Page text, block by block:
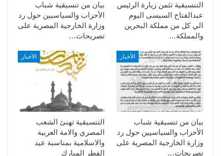
بيان من تنسيقية شباب
الأحزاب والسياسيين حول رد
وزارة الخارجية المصرية على
تصريحات…
التنسيقية تثمن زيارة الرئيس
عبدالفتاح السيسى اليوم
الي كل من مملكة البحرين
والمملكة…
الأخبار
التنسيقية تهنئ الشعب
المصري والامة العربية
والاسلامية بمناسبة عيد
الفطر المبارك
الأخبار
بيان من تنسيقية شباب
الأحزاب والسياسيين حول رد
وزارة الخارجية المصرية على
تصريحات…